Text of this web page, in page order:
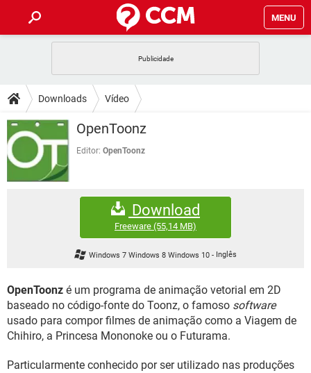
MENU
CELULAR
OUTLOOK
INSTAGRAM
GUIA DE COMPRAS
DICAS
JOGOS
CELULAR
OUTLOOK
DOWNLOADS
JOGOS
CELULAR
EXCEL
GMAIL
FÓRUM
FACEBOOK
EXCEL
GMAIL
WHATSAPP
INSTAGRAM GMAIL
GUIA DE COMPRAS
Downloads Vídeo
OpenToonz
Editor: OpenToonz
Download
Freeware (55,14 MB)
Windows 7 Windows 8 Windows 10 - Inglês
OpenToonz é um programa de animação vetorial em 2D
baseado no código-fonte do Toonz, o famoso software
usado para compor filmes de animação como a Viagem de
Chihiro, a Princesa Mononoke ou o Futurama.
Particularmente conhecido por ser utilizado nas produções